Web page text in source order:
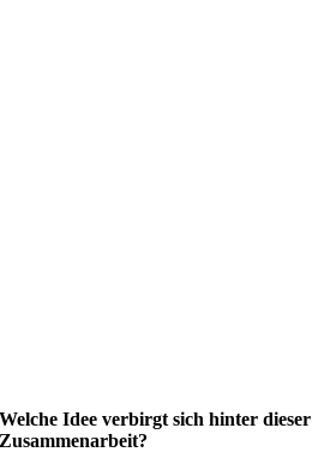
Welche Idee verbirgt sich hinter dieser
Zusammenarbeit?